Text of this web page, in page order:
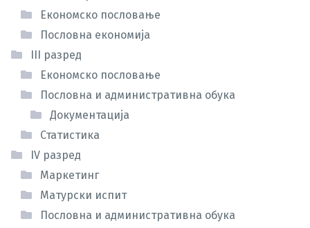
Економско пословање
Пословна економија
III разред
Економско пословање
Пословна и административна обука
Документација
Статистика
IV разред
Маркетинг
Матурски испит
Пословна и административна обука